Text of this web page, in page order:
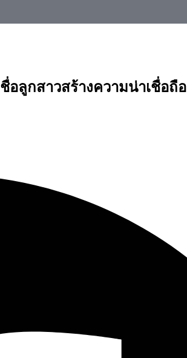
อลูกสาวสร้างความน่าเชื่อถือ